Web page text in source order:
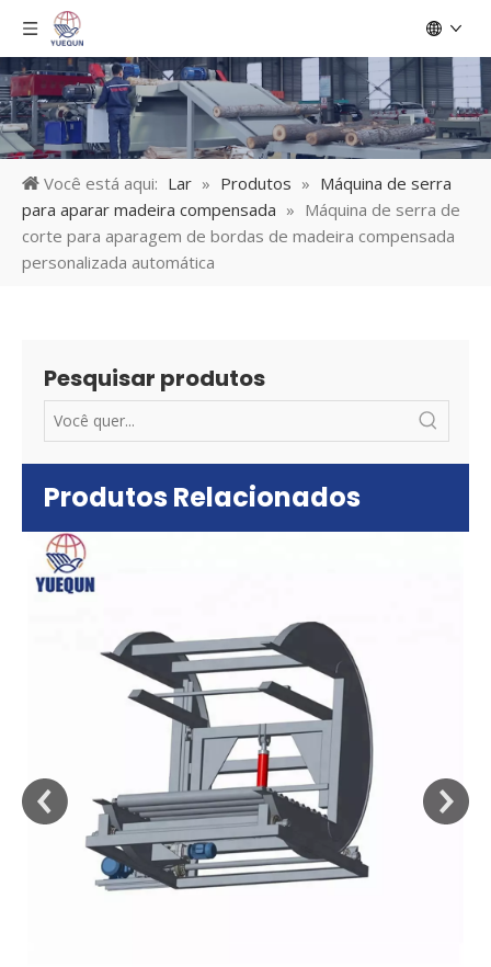
Você está aqui: Lar » Produtos » Máquina de serra
para aparar madeira compensada » Máquina de serra de
corte para aparagem de bordas de madeira compensada
personalizada automática
Pesquisar produtos
Produtos Relacionados